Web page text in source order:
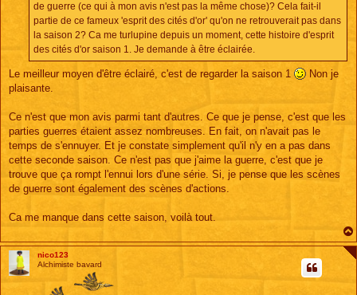
de guerre (ce qui à mon avis n'est pas la même chose)? Cela fait-il
partie de ce fameux 'esprit des cités d'or' qu'on ne retrouverait pas dans
la saison 2? Ca me turlupine depuis un moment, cette histoire d'esprit
des cités d'or saison 1. Je demande à être éclairée.
Le meilleur moyen d'être éclairé, c'est de regarder la saison 1
Non je
plaisante.
Ce n'est que mon avis parmi tant d'autres. Ce que je pense, c'est que les
parties guerres étaient assez nombreuses. En fait, on n'avait pas le
temps de s'ennuyer. Et je constate simplement qu'il n'y en a pas dans
cette seconde saison. Ce n'est pas que j'aime la guerre, c'est que je
trouve que ça rompt l'ennui lors d'une série. Si, je pense que les scènes
de guerre sont également des scènes d'actions.
Ca me manque dans cette saison, voilà tout.
nico123
Alchimiste bavard